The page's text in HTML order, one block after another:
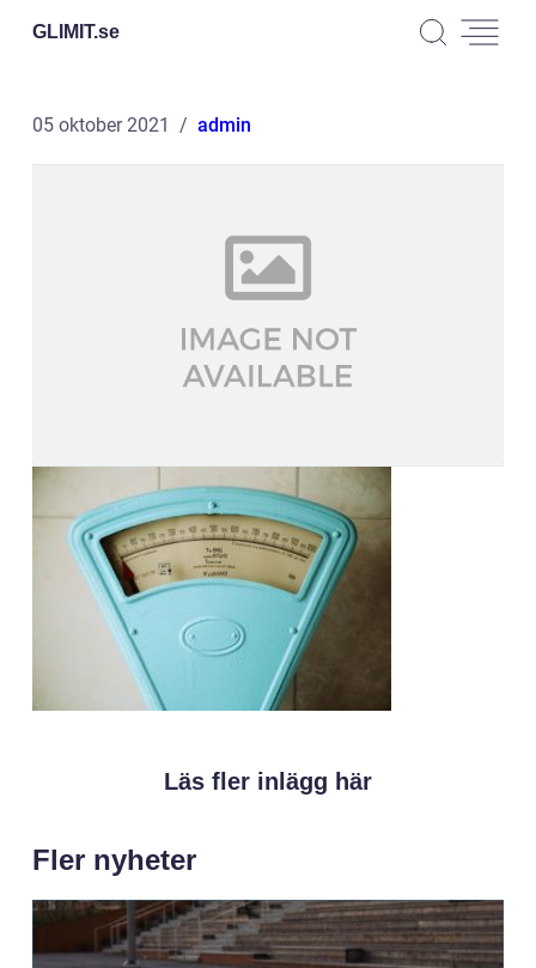
GLIMIT.se
05 oktober 2021 admin
Läs fler inlägg här
Fler nyheter